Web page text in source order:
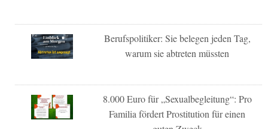
Berufspolitiker: Sie belegen jeden Tag,
warum sie abtreten müssten
8.000 Euro für „Sexualbegleitung“: Pro
Familia fördert Prostitution für einen